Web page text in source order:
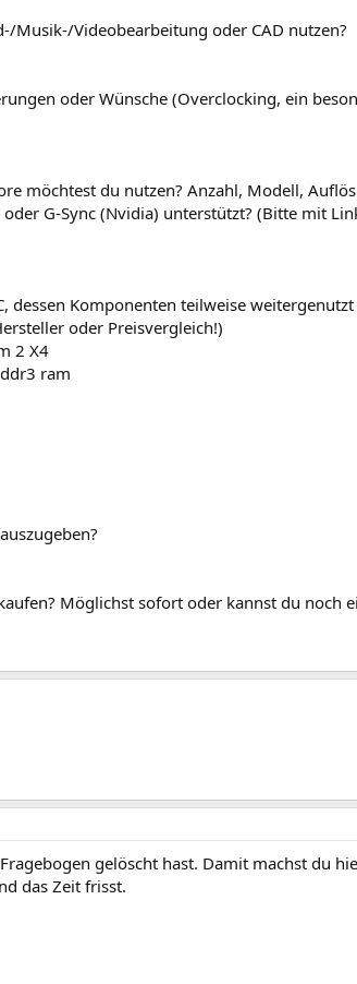
Musik-/Videobearbeitung oder CAD nutzen?
oder Wünsche (Overclocking, ein
möchtest du nutzen? Anzahl, Modell,
oder G-Sync (Nvidia) unterstützt? (Bitte mit
dessen Komponenten teilweise
oder Preisvergleich!)
2 X4
ram
Möglichst sofort oder kannst du noch
gelöscht hast. Damit machst du
das Zeit frisst.